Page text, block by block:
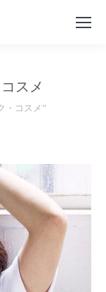
スメ
・コスメ"